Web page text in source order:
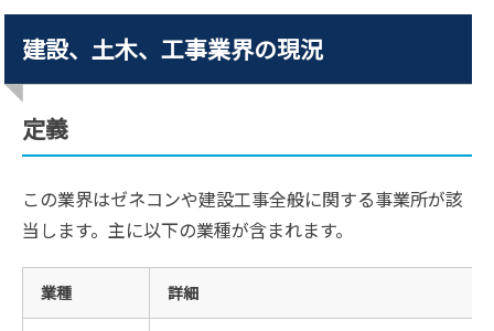
建設、土木、工事業界の現況
定義
この業界はゼネコンや建設工事全般に関する事業所が該
当します。主に以下の業種が含まれます。
業種 詳細